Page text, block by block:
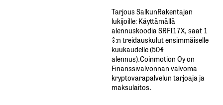
Tarjous SalkunRakentajan
lukijoille: Käyttämällä​ ​
alennuskoodia​ ​SRFI17X,​ ​saat​ ​1
%:n treidauskulut​ ​ensimmäiselle​ ​
kuukaudelle​ ​(50%​ ​
alennus).Coinmotion Oy on
Finanssivalvonnan valvoma
kryptovarapalvelun tarjoaja ja
maksulaitos.